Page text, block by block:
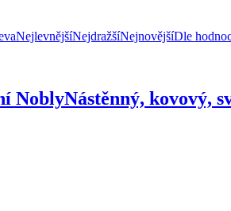
NejlevnějšíNejdražšíNejnovějšíDle
NoblyNástěnný, kovový,